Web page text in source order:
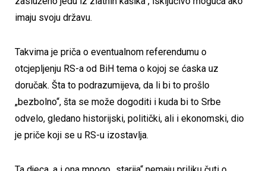
imaju svoju državu.
Takvima je priča o eventualnom referendumu o
otcjepljenju RS-a od BiH tema o kojoj se ćaska uz
doručak. Šta to podrazumijeva, da li bi to prošlo
„bezbolno“, šta se može dogoditi i kuda bi to Srbe
odvelo, gledano historijski, politički, ali i ekonomski, dio
je priče koji se u RS-u izostavlja.